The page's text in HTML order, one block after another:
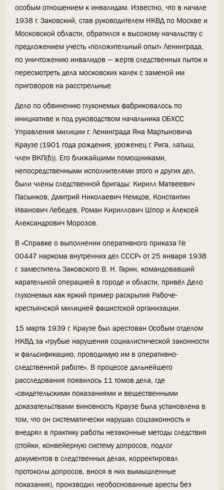
особым отношением к инвалидам. Известно, что в начале
1938 г. Заковский, став руководителем НКВД по Москве и
Московской области, обратился к высокому начальству с
предложением учесть «положительный опыт» Ленинграда,
по уничтожению инвалидов — жертв следственных пыток и
пересмотреть дела московских калек с заменой им
приговоров на расстрельные.
Дело по обвинению глухонемых фабриковалось по
инициативе и под руководством начальника ОБХСС
Управления милиции г. Ленинграда Яна Мартыновича
Краузе (1901 года рождения, уроженец г. Рига, латыш,
член ВКП(б)). Его ближайшими помощниками,
непосредственными исполнителями этого и других дел,
были члены следственной бригады: Кирилл Матвеевич
Пасынков, Дмитрий Николаевич Немцов, Константин
Иванович Лебедев, Роман Кириллович Шпор и Алексей
Александрович Морозов.
В «Справке о выполнении оперативного приказа №
00447 наркома внутренних дел СССР» от 25 января 1938
г. заместитель Заковского В. Н. Гарин, командовавший
карательной операцией в городе и области, привёл Дело
глухонемых как яркий пример раскрытия Рабоче-
крестьянской милицией фашистской организации.
15 марта 1939 г. Краузе был арестован Особым отделом
НКВД за «грубые нарушения социалистической законности
и фальсификацию, проводимую им в оперативно-
следственной работе». В процессе дальнейшего
расследования появилось 11 томов дела, где
«свидетельскими показаниями и вещественными
доказательствами виновность Краузе была установлена в
том, что он систематически нарушал соцзаконность и
внедрял в практику работы незаконные методы следствия
(стойки, конвейерную систему допросов, подлог
документов в следственных делах, корректировал
протоколы допросов, внося в них вымышленные
показания), производил необоснованные аресты без